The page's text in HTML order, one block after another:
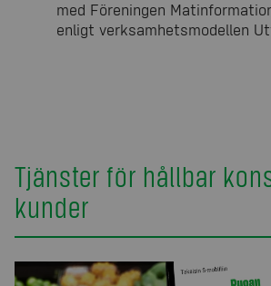
med Föreningen
enligt verksamhetsmodellen
Tjänster för hållbar
kunder